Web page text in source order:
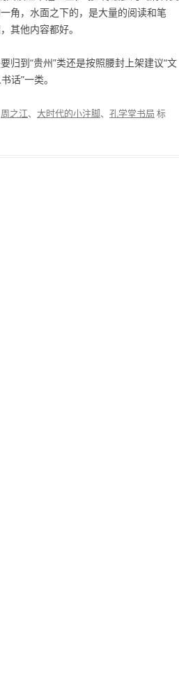
角，水面之下的，是大量的阅读和笔
其他内容都好。
归到“贵州”类还是按照腰封上架建议“文
话”一类。
周之江、 大时代的小注脚、 孔学堂书局 标